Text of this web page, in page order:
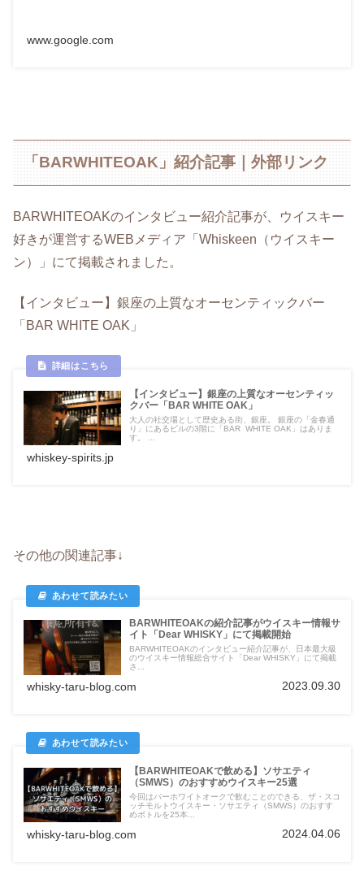
www.google.com
「BARWHITEOAK」紹介記事｜外部リンク
BARWHITEOAKのインタビュー紹介記事が、ウイスキー
好きが運営するWEBメディア「Whiskeen（ウイスキー
ン）」にて掲載されました。
【インタビュー】銀座の上質なオーセンティックバー
「BAR WHITE OAK」
【インタビュー】銀座の上質なオーセンティッ
クバー「BAR WHITE OAK」
大人の社交場として歴史ある街、銀座。 銀座の「金春通
り」にあるビルの3階に「BAR WHITE OAK」はありま
す。 ...
whiskey-spirits.jp
その他の関連記事↓
BARWHITEOAKの紹介記事がウイスキー情報サ
イト「Dear WHISKY」にて掲載開始
BARWHITEOAKのインタビュー紹介記事が、日本最大級
のウイスキー情報総合サイト「Dear WHISKY」にて掲載
さ...
whisky-taru-blog.com 2023.09.30
【BARWHITEOAKで飲める】ソサエティ
（SMWS）のおすすめウイスキー25選
今回はバーホワイトオークで飲むことのできる、ザ・スコ
ッチモルトウイスキー・ソサエティ（SMWS）のおすす
めボトルを25本...
whisky-taru-blog.com 2024.04.06